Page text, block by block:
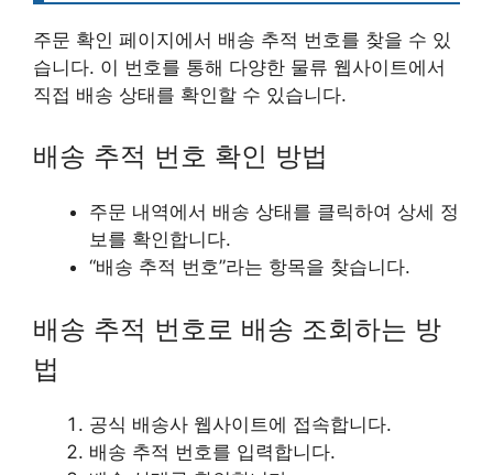
주문 확인 페이지에서 배송 추적 번호를 찾을 수 있
습니다. 이 번호를 통해 다양한 물류 웹사이트에서
직접 배송 상태를 확인할 수 있습니다.
배송 추적 번호 확인 방법
주문 내역에서 배송 상태를 클릭하여 상세 정
보를 확인합니다.
“배송 추적 번호”라는 항목을 찾습니다.
배송 추적 번호로 배송 조회하는 방
법
공식 배송사 웹사이트에 접속합니다.
배송 추적 번호를 입력합니다.